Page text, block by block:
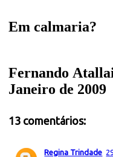
Em calmaria?
Fernando
Janeiro de 2009
13 comentários:
Regina Trindade